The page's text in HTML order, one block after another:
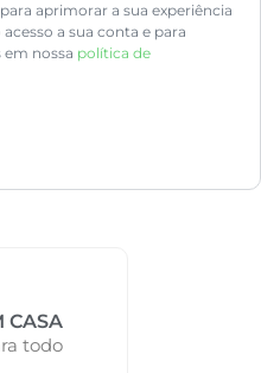
aprimorar a sua experiência
a sua conta e para
nossa política de
CASA
todo